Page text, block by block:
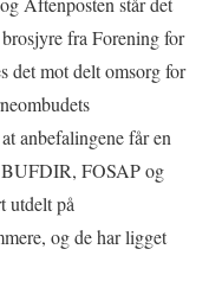
fra Forening for
det mot delt omsorg for
anbefalingene får en
BUFDIR, FOSAP og
utdelt på
og de har ligget